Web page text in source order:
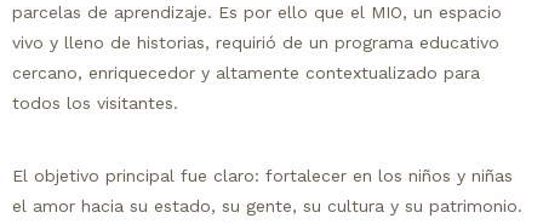
parcelas de aprendizaje. Es por ello que el MIO, un espacio
vivo y lleno de historias, requirió de un programa educativo
cercano, enriquecedor y altamente contextualizado para
todos los visitantes.
El objetivo principal fue claro: fortalecer en los niños y niñas
el amor hacia su estado, su gente, su cultura y su patrimonio.